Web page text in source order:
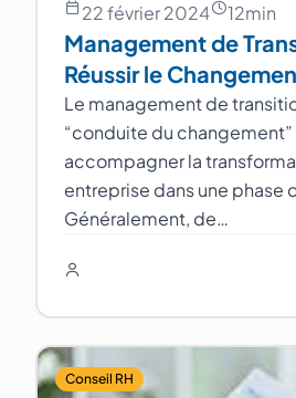
22 février 2024 12min
Management de
Réussir le
Le management de
“conduite du
accompagner la
entreprise dans une phase
Généralement, de…
Conseil RH